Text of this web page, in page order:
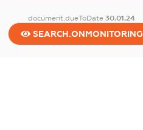
document.dueToDate30.01.24
SEARCH.ONMONITORING